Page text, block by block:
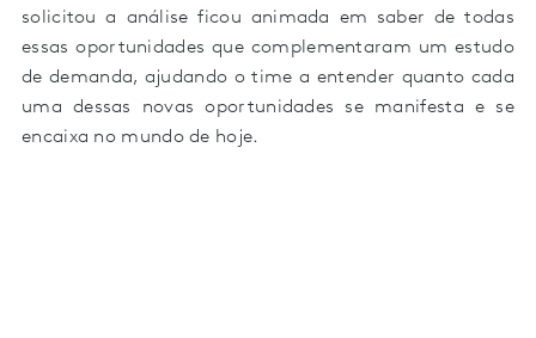
solicitou a análise ficou animada em saber de todas
essas oportunidades que complementaram um estudo
de demanda, ajudando o time a entender quanto cada
uma dessas novas oportunidades se manifesta e se
encaixa no mundo de hoje.